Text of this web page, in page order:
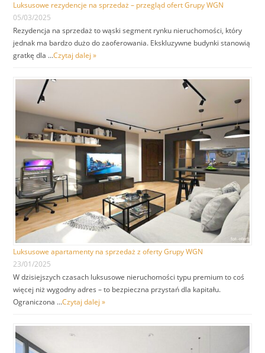
Luksusowe rezydencje na sprzedaż – przegląd ofert Grupy WGN
05/03/2025
Rezydencja na sprzedaż to wąski segment rynku nieruchomości, który
jednak ma bardzo dużo do zaoferowania. Ekskluzywne budynki stanowią
gratkę dla …Czytaj dalej »
Luksusowe apartamenty na sprzedaż z oferty Grupy WGN
23/01/2025
W dzisiejszych czasach luksusowe nieruchomości typu premium to coś
więcej niż wygodny adres – to bezpieczna przystań dla kapitału.
Ograniczona …Czytaj dalej »